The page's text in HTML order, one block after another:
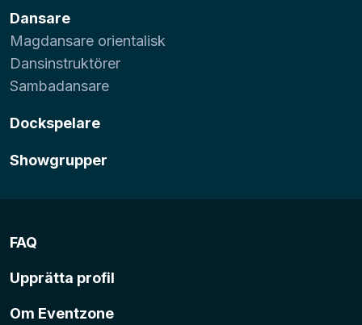
Dansare
Magdansare orientalisk
Dansinstruktörer
Sambadansare
Dockspelare
Showgrupper
FAQ
Upprätta profil
Om Eventzone